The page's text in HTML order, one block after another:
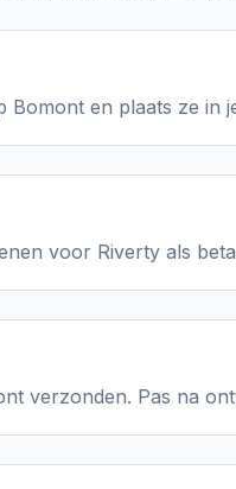
en plaats ze in
voor Riverty als
verzonden. Pas na